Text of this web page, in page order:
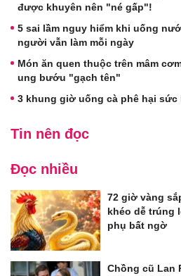
được khuyên nên "né gấp"!
5 sai lầm nguy hiểm khi uống
người vẫn làm mỗi ngày
Món ăn quen thuộc trên mâm
ung bướu "gạch tên"
3 khung giờ uống cà phê hại
Tin nên đọc
Đọc nhiều
72 giờ vàng
khéo dễ trúng
phụ bất ngờ
Chồng cũ Lan